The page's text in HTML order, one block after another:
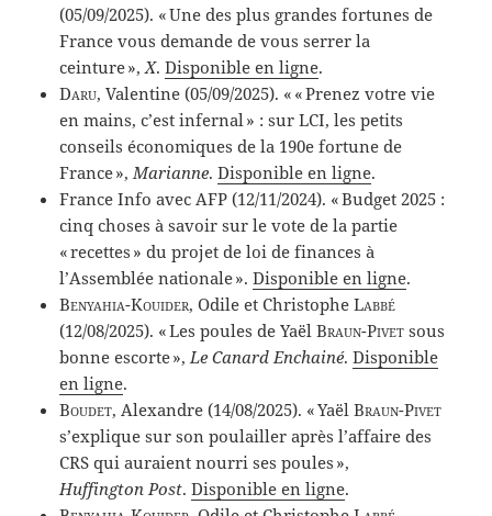
(05/09/2025). « Une des plus grandes fortunes de
France vous demande de vous serrer la
ceinture »,X.Disponible en ligne.
Daru, Valentine (05/09/2025). « « Prenez votre vie
en mains, c’est infernal » : sur LCI, les petits
conseils économiques de la 190e fortune de
France », Marianne.Disponible en ligne.
France Info avec AFP (12/11/2024). « Budget 2025 :
cinq choses à savoir sur le vote de la partie
« recettes » du projet de loi de finances à
l’Assemblée nationale ».Disponible en ligne.
Benyahia-Kouider, Odile et ChristopheLabbé
(12/08/2025). « Les poules de YaëlBraun-Pivet sous
bonne escorte », Le Canard Enchainé.Disponible
en ligne.
Boudet, Alexandre (14/08/2025). « YaëlBraun-Pivet
s’explique sur son poulailler après l’affaire des
CRS qui auraient nourri ses poules »,
Huffington Post.Disponible en ligne.